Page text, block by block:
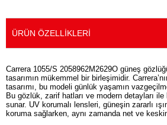
ÜRÜN ÖZELLIKLERI
Carrera 1055/S 2058962M2629O güneş
tasarımın mükemmel bir birleşimidir.
tasarımı, bu modeli günlük yaşamın
Bu gözlük, zarif hatları ve modern detayları
sunar. UV korumalı lensleri, güneşin zararlı
koruma sağlarken, aynı zamanda net ve